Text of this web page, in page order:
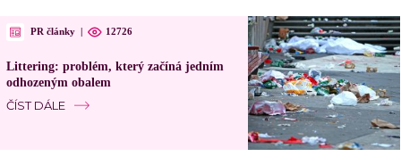
PR články 12726
Littering: problém, který začíná jedním
odhozeným obalem
ČÍST DÁLE